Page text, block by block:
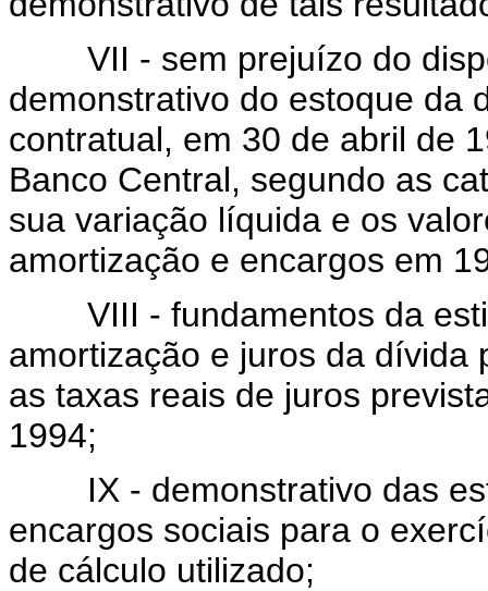
VII - sem prejuízo do
demonstrativo do estoque da
contratual, em 30 de abril de
Banco Central, segundo as
sua variação líquida e os
amortização e encargos em
VIII - fundamentos da
amortização e juros da dívida
as taxas reais de juros
1994;
IX - demonstrativo das
encargos sociais para o
de cálculo utilizado;